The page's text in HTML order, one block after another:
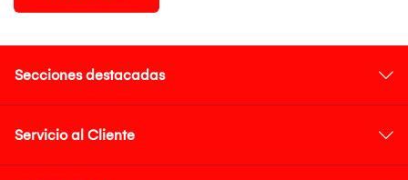
Secciones destacadas
Servicio al Cliente